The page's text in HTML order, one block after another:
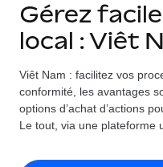
EMPLOI À
Paie multipays
Gérez la paie
Employer of
entités
Solutions
COUVERTURE
Explorateur de
Toutes les
Ressources
OUTILS &
Tarification
Gérez
local : Viêt
Viêt Nam : facilitez vos
conformité, les avantages
options d’achat d’actions
Le tout, via une plateforme